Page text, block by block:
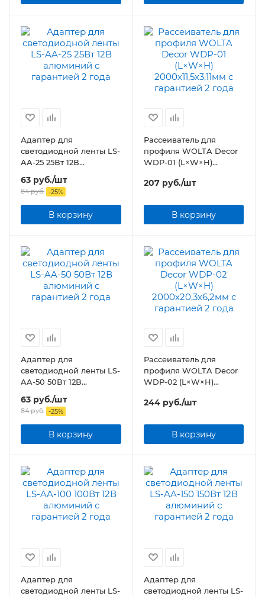
Адаптер для
светодиодной ленты LS-
AA-25 25Вт 12В
алюминий
63 руб./шт
84руб. -25%
В корзину
Рассеиватель для
профиля WOLTA Decor
WDP-01 (L×W×H)
207руб./шт
В корзину
Адаптер для
светодиодной ленты LS-
AA-50 50Вт 12В
алюминий
63 руб./шт
84руб. -25%
В корзину
Рассеиватель для
профиля WOLTA Decor
WDP-02 (L×W×H)
244руб./шт
В корзину
Адаптер для
светодиодной ленты LS-
Адаптер для
светодиодной ленты LS-